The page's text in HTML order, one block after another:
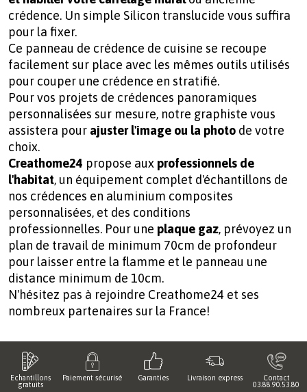
crédence. Un simple Silicon translucide vous suffira
pour la fixer.
Ce panneau de crédence de cuisine se recoupe
facilement sur place avec les mêmes outils utilisés
pour couper une crédence en stratifié.
Pour vos projets de crédences panoramiques
personnalisées sur mesure, notre graphiste vous
assistera pour ajuster l'image ou la photo de votre
choix.
Creathome24 propose aux professionnels de
l'habitat, un équipement complet d'échantillons de
nos crédences en aluminium composites
personnalisées, et des conditions
professionnelles. Pour une plaque gaz, prévoyez un
plan de travail de minimum 70cm de profondeur
pour laisser entre la flamme et le panneau une
distance minimum de 10cm.
N'hésitez pas à rejoindre Creathome24 et ses
nombreux partenaires sur la France!
Echantillons
gratuits
Paiement sécurisé Garanties Livraison express
Contact
03.88.90.53.80